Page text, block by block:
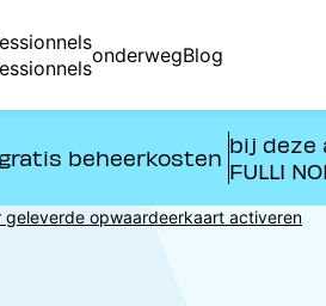
onderwegBlog
beheerkosten
bij deze
FULLI
geleverde opwaardeerkaart activeren